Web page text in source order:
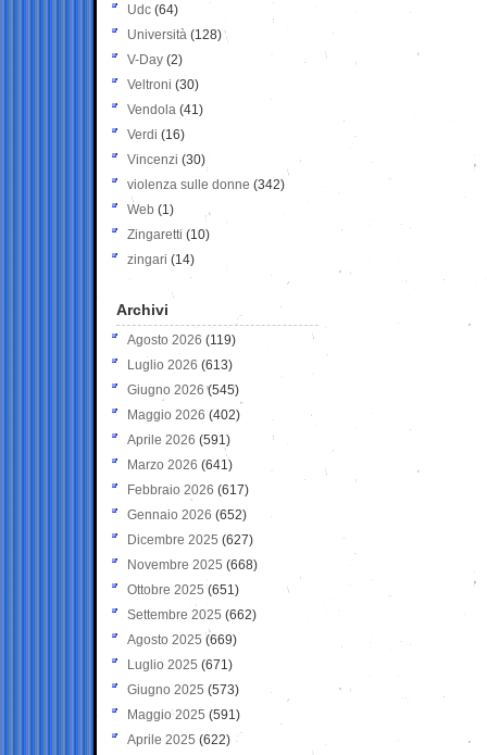
Udc (64)
Università (128)
V-Day (2)
Veltroni (30)
Vendola (41)
Verdi (16)
Vincenzi (30)
violenza sulle donne (342)
Web (1)
Zingaretti (10)
zingari (14)
Archivi
Agosto 2026 (119)
Luglio 2026 (613)
Giugno 2026 (545)
Maggio 2026 (402)
Aprile 2026 (591)
Marzo 2026 (641)
Febbraio 2026 (617)
Gennaio 2026 (652)
Dicembre 2025 (627)
Novembre 2025 (668)
Ottobre 2025 (651)
Settembre 2025 (662)
Agosto 2025 (669)
Luglio 2025 (671)
Giugno 2025 (573)
Maggio 2025 (591)
Aprile 2025 (622)